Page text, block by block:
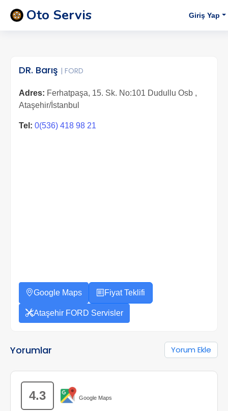
Oto Servis Giriş Yap
DR. Barış | FORD
Adres: Ferhatpaşa, 15. Sk. No:101 Dudullu Osb ,
Ataşehir/İstanbul
Tel: 0(536) 418 98 21
Google Maps Fiyat Teklifi
Ataşehir FORD Servisler
Yorumlar Yorum Ekle
4.3 Google Maps